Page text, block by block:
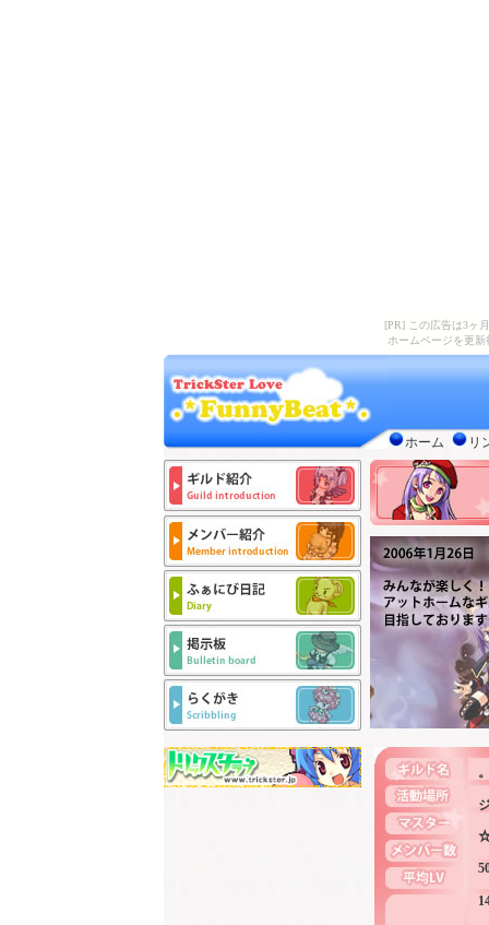
[PR] この広告は3ヶ
ホームページを更
ホーム リ
☆